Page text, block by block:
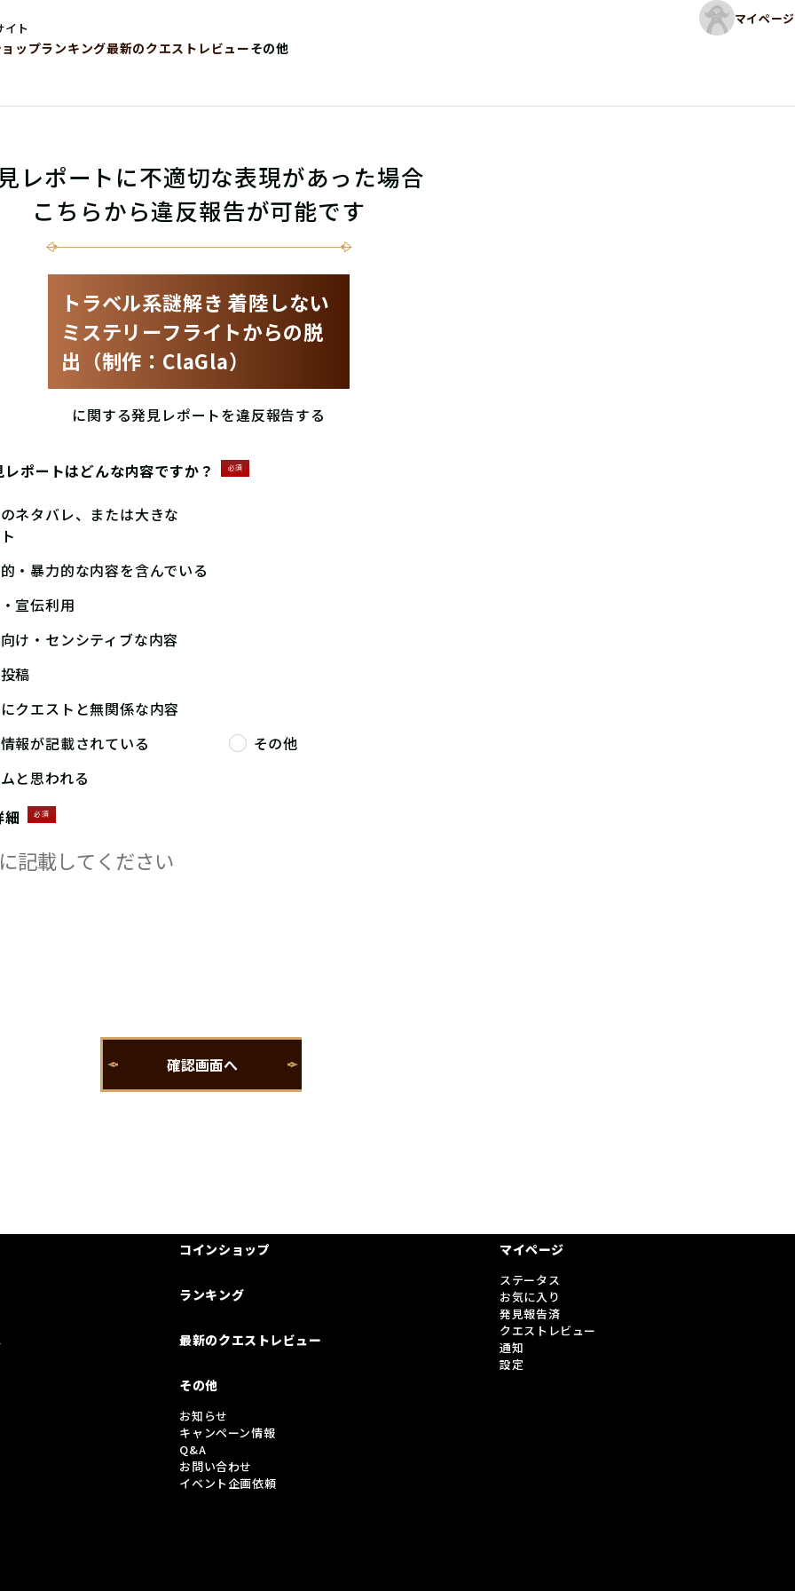
イト
マイページ
ップランキング最新のクエストレビューその他
レポートに不適切な表現があった場合
こちらから違反報告が可能です
トラベル系謎解き 着陸しない
ミステリーフライトからの脱
出（制作：ClaGla）
に関する発見レポートを違反報告する
ポートはどんな内容ですか？ 必須
ネタバレ、または大きな
・暴力的な内容を含んでいる
宣伝利用
け・センシティブな内容
稿
クエストと無関係な内容
報が記載されている
その他
と思われる
細
必須
コインショップ
ランキング
最新のクエストレビュー
その他
お知らせ
キャンペーン情報
Q&A
お問い合わせ
イベント企画依頼
マイページ
ステータス
お気に入り
発見報告済
クエストレビュー
通知
設定